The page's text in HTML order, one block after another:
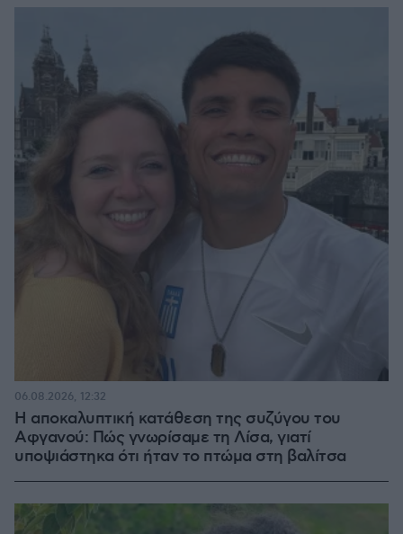
Η αποκαλυπτική κατάθεση της συζύγου του
Αφγανού: Πώς γνωρίσαμε τη Λίσα, γιατί
υποψιάστηκα ότι ήταν το πτώμα στη βαλίτσα
06.08.2026, 12:32